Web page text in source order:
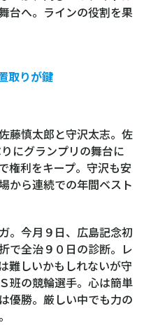
台へ。ラインの役割を果
取りが鍵
藤慎太郎と守沢太志。佐
にグランプリの舞台に
権利をキープ。守沢も安
から連続での年間ベスト
。今月９日、広島記念初
で全治９０日の診断。レ
難しいかもしれないが守
班の競輪選手。心は簡単
優勝。厳しい中でも力の